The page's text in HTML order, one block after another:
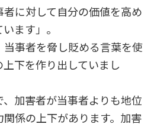
に対して自分の価値を高め
ます」。
当事者を脅し貶める言葉を使
下を作り出していまし
、加害者が当事者よりも地位
係の上下があります。加害